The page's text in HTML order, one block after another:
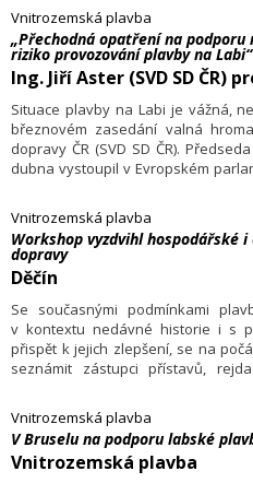
Vnitrozemská plavba
„Přechodná opatření na
riziko provozování plavby na Labi“
Ing. Jiří Aster (SVD SD ČR)
Situace plavby na Labi je vážná,
březnovém zasedání valná
dopravy ČR (SVD SD ČR).
dubna vystoupil v Evropském
Vnitrozemská plavba
Workshop vyzdvihl hospodářské
dopravy
Děčín
Se současnými podmínkami
v kontextu nedávné historie i s
přispět k jejich zlepšení, se na
seznámit zástupci přístavů,
Vnitrozemská plavba
V Bruselu na podporu labské
Vnitrozemská plavba